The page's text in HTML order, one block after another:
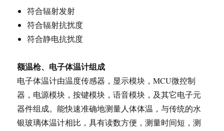
符合辐射发射
符合辐射抗扰度
符合静电抗扰度
额温枪、电子体温计组成
电子体温计由温度传感器，显示模块，MCU微控制
器，电源模块，按键模块，语音模块，及其它电子元
器件组成。能快速准确地测量人体体温，与传统的水
银玻璃体温计相比，具有读数方便，测量时间短，测